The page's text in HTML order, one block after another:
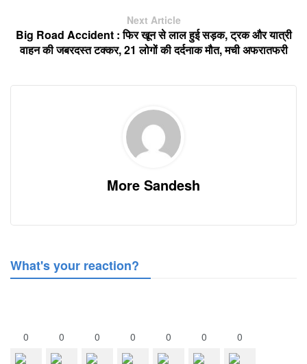
Next Article
Big Road Accident : फिर खून से लाल हुई सड़क, ट्रक और यात्री
वाहन की जबरदस्त टक्कर, 21 लोगों की दर्दनाक मौत, मची अफरातफरी
More Sandesh
What's your reaction?
0 0 0 0 0 0 0